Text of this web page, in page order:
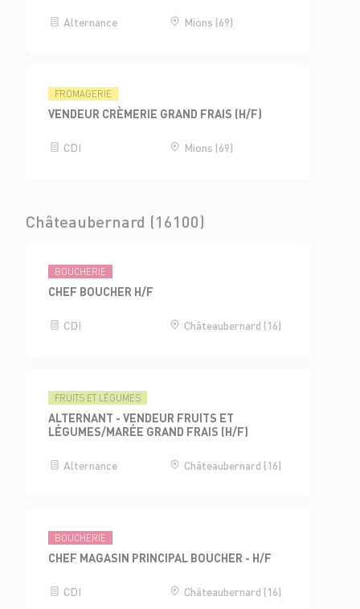
Alternance Mions (69)
FROMAGERIE
VENDEUR CRÈMERIE GRAND FRAIS (H/F)
CDI Mions (69)
Châteaubernard (16100)
BOUCHERIE
CHEF BOUCHER H/F
CDI Châteaubernard (16)
FRUITS ET LÉGUMES
ALTERNANT - VENDEUR FRUITS ET
LÉGUMES/MARÉE GRAND FRAIS (H/F)
Alternance Châteaubernard (16)
BOUCHERIE
CHEF MAGASIN PRINCIPAL BOUCHER - H/F
CDI Châteaubernard (16)